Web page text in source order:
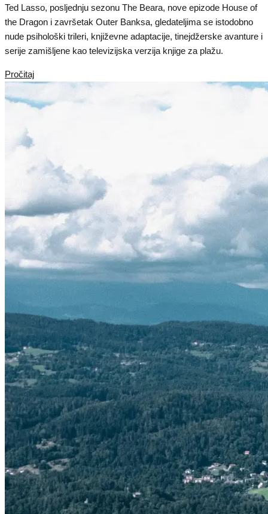
Ted Lasso, posljednju sezonu The Beara, nove epizode House of
the Dragon i završetak Outer Banksa, gledateljima se istodobno
nude psihološki trileri, književne adaptacije, tinejdžerske avanture i
serije zamišljene kao televizijska verzija knjige za plažu.
Pročitaj